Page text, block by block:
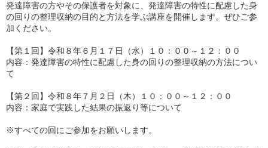
発達障害の方やその保護者を対象に、発達障害の特性に配慮した身
の回りの整理収納の目的と方法を学ぶ講座を開催します。ぜひご参
加ください。
【第１回】令和８年６月１７日（水）１０：００～１２：００
内容：発達障害の特性に配慮した身の回りの整理収納の方法につい
て
【第２回】令和８年７月２日（木）１０：００～１２：００
内容：家庭で実践した結果の振返り等について
※すべての回にご参加をお願いします。